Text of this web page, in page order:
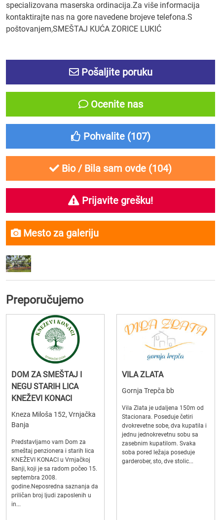
specializovana maserska ordinacija.Za više informacija
kontaktirajte nas na gore navedene brojeve telefona.S
poštovanjem,SMEŠTAJ KUĆA ZORICE LUKIĆ
Pošaljite poruku
Ocenite nas
Pohvalite (107)
Bio / Bila sam ovde (104)
Prijavite grešku!
Mesto za galeriju
Preporučujemo
DOM ZA SMEŠTAJ I
NEGU STARIH LICA
KNEŽEVI KONACI
Kneza Miloša 152, Vrnjačka
Banja
Predstavljamo vam Dom za
smeštaj penzionera i starih lica
KNEŽEVI KONACI u Vrnjačkoj
Banji, koji je sa radom počeo 15.
septembra 2008.
godine.Neposredna saznanja da
priličan broj ljudi zaposlenih u
in...
VILA ZLATA
Gornja Trepča bb
Vila Zlata je udaljena 150m od
Stacionara. Poseduje četiri
dvokrevetne sobe, dva kupatila i
jednu jednokrevetnu sobu sa
zasebnim kupatilom. Svaka
soba pored ležaja poseduje
garderober, sto, dve stolic...